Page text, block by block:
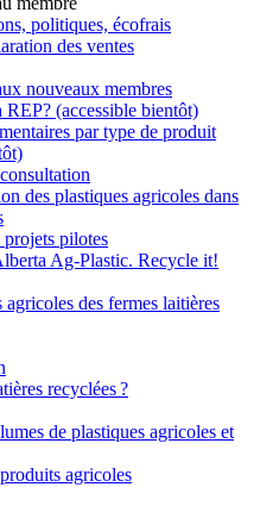
politiques, écofrais
des ventes
nouveaux membres
REP? (accessible bientôt)
par type de produit
des plastiques agricoles dans
pilotes
Ag-Plastic. Recycle it!
des fermes laitières
recyclées ?
de plastiques agricoles et
agricoles